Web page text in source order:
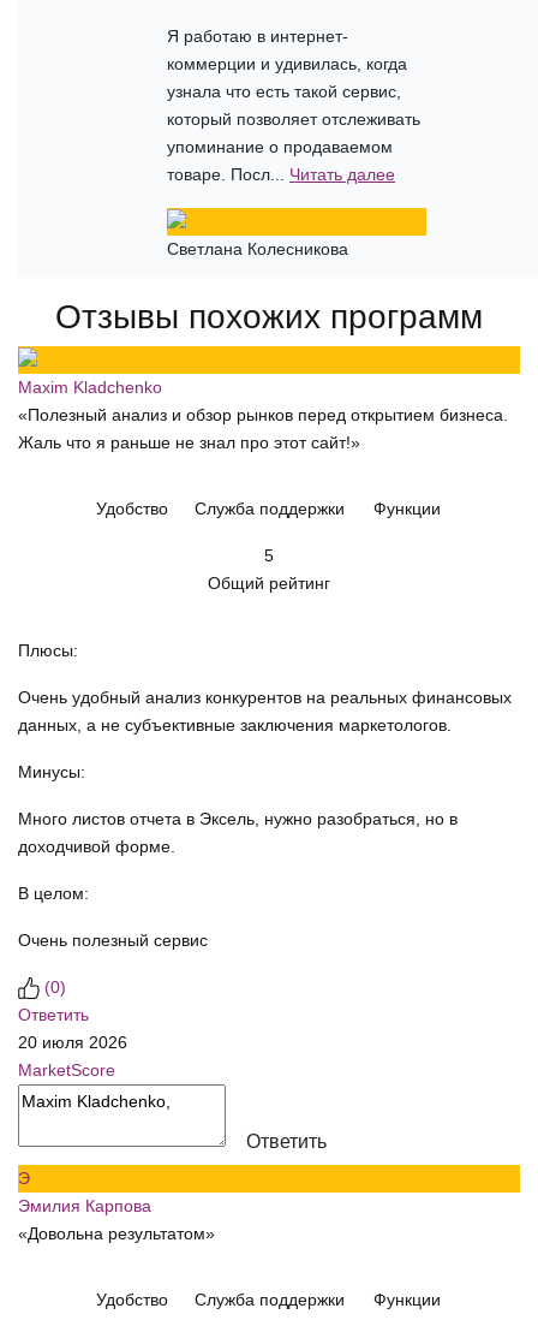
Я работаю в интернет-
коммерции и удивилась, когда
узнала что есть такой сервис,
который позволяет отслеживать
упоминание о продаваемом
товаре. Посл... Читать далее
Светлана Колесникова
Отзывы похожих программ
Maxim Kladchenko
«Полезный анализ и обзор рынков перед открытием бизнеса.
Жаль что я раньше не знал про этот сайт!»
Удобство Служба поддержки Функции
5
Общий рейтинг
Плюсы:
Очень удобный анализ конкурентов на реальных финансовых
данных, а не субъективные заключения маркетологов.
Минусы:
Много листов отчета в Эксель, нужно разобраться, но в
доходчивой форме.
В целом:
Очень полезный сервис
(0)
Ответить
20 июля 2026
MarketScore
Ответить
Э
Эмилия Карпова
«Довольна результатом»
Удобство Служба поддержки Функции